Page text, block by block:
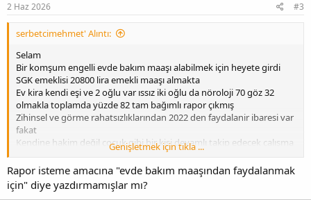
2 Haz 2026 #3
serbetcimehmet' Alıntı:
Selam
Bir komşum engelli evde bakım maaşı alabilmek için heyete girdi
SGK emeklisi 20800 lira emekli maaşı almakta
Ev kira kendi eşi ve 2 oğlu var ıssız iki oğlu da nöroloji 70 göz 32
olmakla toplamda yüzde 82 tam bağımlı rapor çıkmış
Zihinsel ve görme rahatsızlıklarından 2022 den faydalanir ibaresi var
fakat
Kendine hakim değil çocuk gibi bir kişi devamlı takip edecek çalışma
şansı da yok bu kişiye bakıcı tayin edilip evde bakım maaşı
alabilir mi ?
Bilgilerinizi paylaşırsanız sevinirim
Genişletmek için tıkla ...
Rapor isteme amacına "evde bakım maaşından faydalanmak
için" diye yazdırmamışlar mı?